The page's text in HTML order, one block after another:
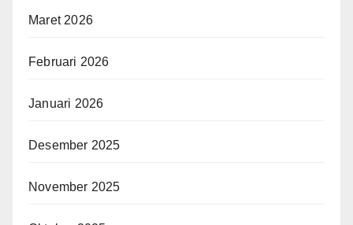
Maret 2026
Februari 2026
Januari 2026
Desember 2025
November 2025